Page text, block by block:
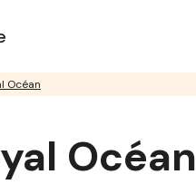
Océan
Océan